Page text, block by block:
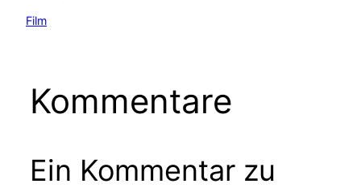
Film
Kommentare
Ein Kommentar zu